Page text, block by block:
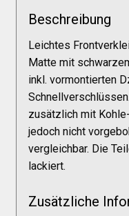
Allgemeine
FAQs
Impressum
Beschreibung
Leichtes
Matte mit
inkl. vormontierten
zusätzlich mit
jedoch nicht
vergleichbar. Die
lackiert.
Zusätzliche